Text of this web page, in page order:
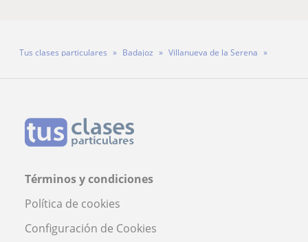
Tus clases particulares Badajoz
Villanueva de la Serena
Términos y condiciones
Política de cookies
Configuración de Cookies